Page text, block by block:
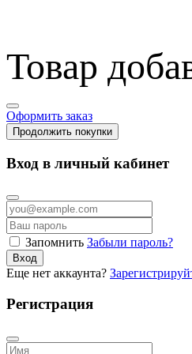
Товар
Оформить заказ
Продолжить покупки
Вход в личный кабинет
Запомнить Забыли пароль?
Вход
Еще нет аккаунта?
Регистрация